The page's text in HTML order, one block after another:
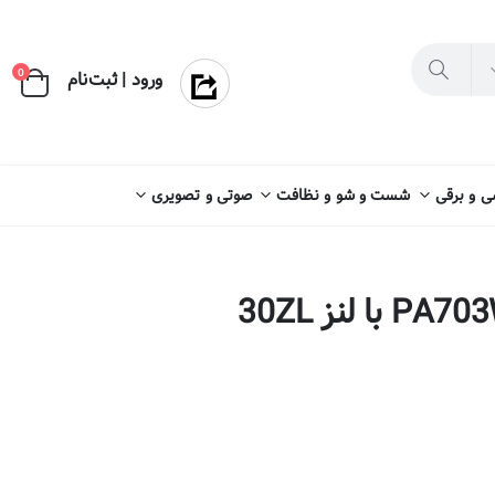
ورود | ثبت‌نام 0
و برقی شست و شو و نظافت صوتی و تصویری